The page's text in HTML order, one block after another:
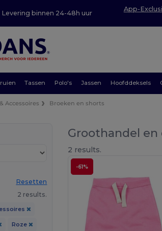
Levering binnen 24-48h uur
App-
Tassen Polo's Jassen Hoofddeksels
Accessoires Broeken en shorts
Resetten
2 results.
Roze
Groothandel
2 results.
-61%